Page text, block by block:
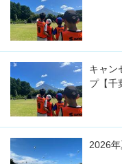
キャン
プ【千
2026年